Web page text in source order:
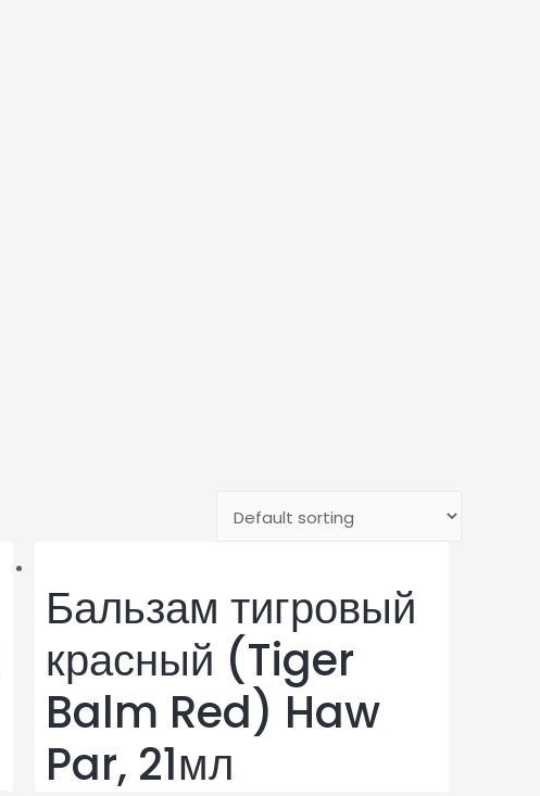
Бальзам тигровый
красный (Tiger
Balm Red) Haw
Par, 21мл